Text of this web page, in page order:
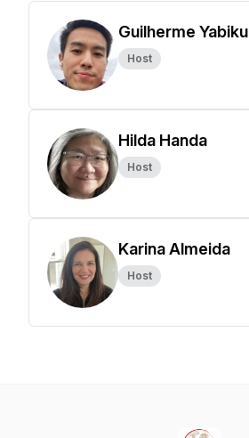
Guilherme Yabiku
Host
Hilda Handa
Host
Karina Almeida
Host